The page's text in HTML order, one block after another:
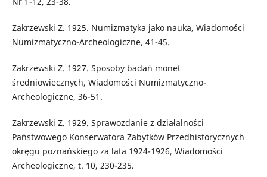
Zakrzewski Z. 1925. Numizmatyka jako nauka, Wiadomości
Numizmatyczno-Archeologiczne, 41-45.
Zakrzewski Z. 1927. Sposoby badań monet
średniowiecznych, Wiadomości Numizmatyczno-
Archeologiczne, 36-51.
Zakrzewski Z. 1929. Sprawozdanie z działalności
Państwowego Konserwatora Zabytków Przedhistorycznych
okręgu poznańskiego za lata 1924-1926, Wiadomości
Archeologiczne, t. 10, 230-235.